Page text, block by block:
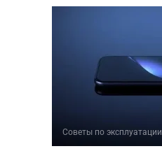
Советы по эксплуатации